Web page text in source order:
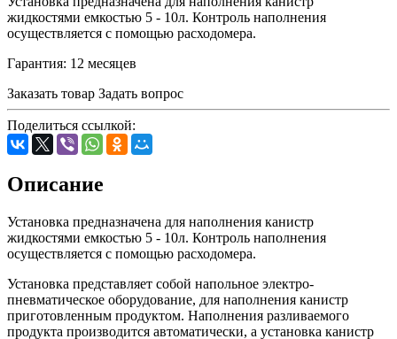
жидкостями емкостью 5 - 10л. Контроль наполнения
осуществляется с помощью расходомера.
Гарантия: 12 месяцев
Заказать товар Задать вопрос
Поделиться ссылкой:
Описание
Установка предназначена для наполнения канистр
жидкостями емкостью 5 - 10л. Контроль наполнения
осуществляется с помощью расходомера.
Установка представляет собой напольное электро-
пневматическое оборудование, для наполнения канистр
приготовленным продуктом. Наполнения разливаемого
продукта производится автоматически, а установка канистр